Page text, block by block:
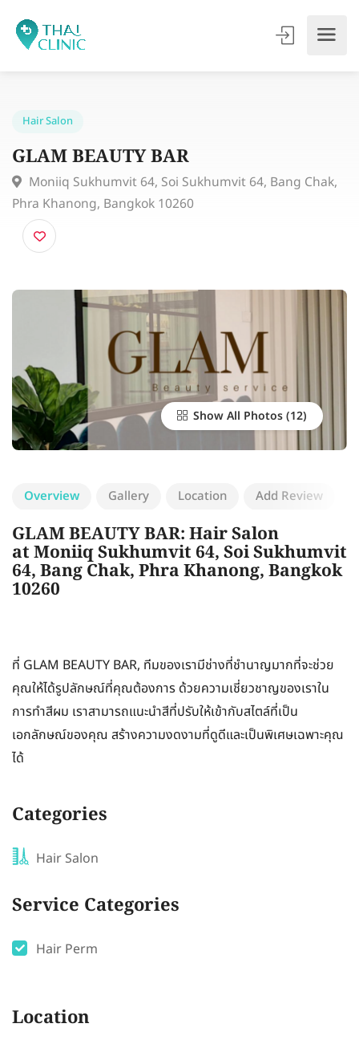
GLAM BEAUTY BAR
Moniiq Sukhumvit 64, Soi Sukhumvit 64, Bang
Phra Khanong, Bangkok 10260
Show All Photos
Overview Gallery Location Add Review
GLAM BEAUTY BAR: Hair Salon
at Moniiq Sukhumvit 64, Soi Sukhumvit
64, Bang Chak, Phra Khanong, Bangkok
10260
ที่ GLAM BEAUTY BAR, ทีมของเรามีช่างที่ชำนาญมากที่จะช่วย
คุณให้ได้รูปลักษณ์ที่คุณต้องการ ด้วยความเชี่ยวชาญของเราใน
การทำสีผม เราสามารถแนะนำสีที่ปรับให้เข้ากับสไตล์ที่เป็น
เอกลักษณ์ของคุณ สร้างความงดงามที่ดูดีและเป็นพิเศษเฉพาะคุณ
ได้
Categories
Hair Salon
Service Categories
Hair Perm
Location